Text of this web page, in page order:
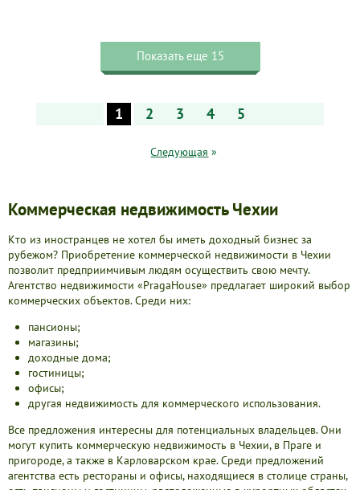
Коммерческая недвижимость Чехии
Кто из иностранцев не хотел бы иметь доходный бизнес за
рубежом? Приобретение коммерческой недвижимости в Чехии
позволит предприимчивым людям осуществить свою мечту.
Агентство недвижимости «PragaHouse» предлагает широкий выбор
коммерческих объектов. Среди них:
пансионы;
магазины;
доходные дома;
гостиницы;
офисы;
другая недвижимость для коммерческого использования.
Все предложения интересны для потенциальных владельцев. Они
могут купить коммерческую недвижимость в Чехии, в Праге и
пригороде, а также в Карловарском крае. Среди предложений
агентства есть рестораны и офисы, находящиеся в столице страны,
Показать еще 15
1 2 3 4 5
Следующая »